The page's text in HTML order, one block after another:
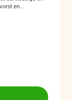
en
voor extra